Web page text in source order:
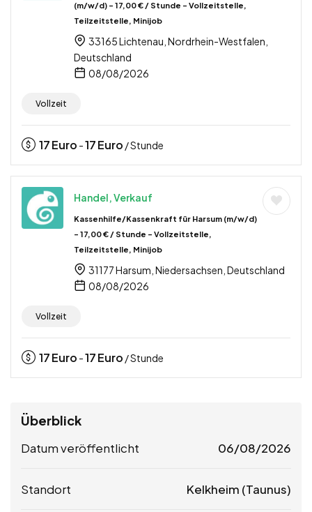
(m/w/d) – 17,00 € / Stunde – Vollzeitstelle,
Teilzeitstelle, Minijob
33165 Lichtenau, Nordrhein-Westfalen,
Deutschland
08/08/2026
Vollzeit
17Euro -17Euro / Stunde
Handel, Verkauf
Kassenhilfe/Kassenkraft für Harsum (m/w/d)
– 17,00 € / Stunde – Vollzeitstelle,
Teilzeitstelle, Minijob
31177 Harsum, Niedersachsen, Deutschland
08/08/2026
Vollzeit
17Euro -17Euro / Stunde
Überblick
Datum veröffentlicht 06/08/2026
Standort Kelkheim (Taunus)